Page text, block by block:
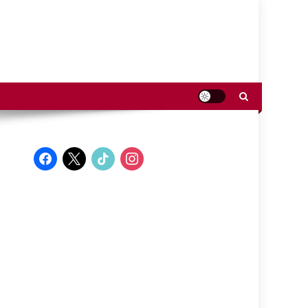
facebook
x tiktok instagram